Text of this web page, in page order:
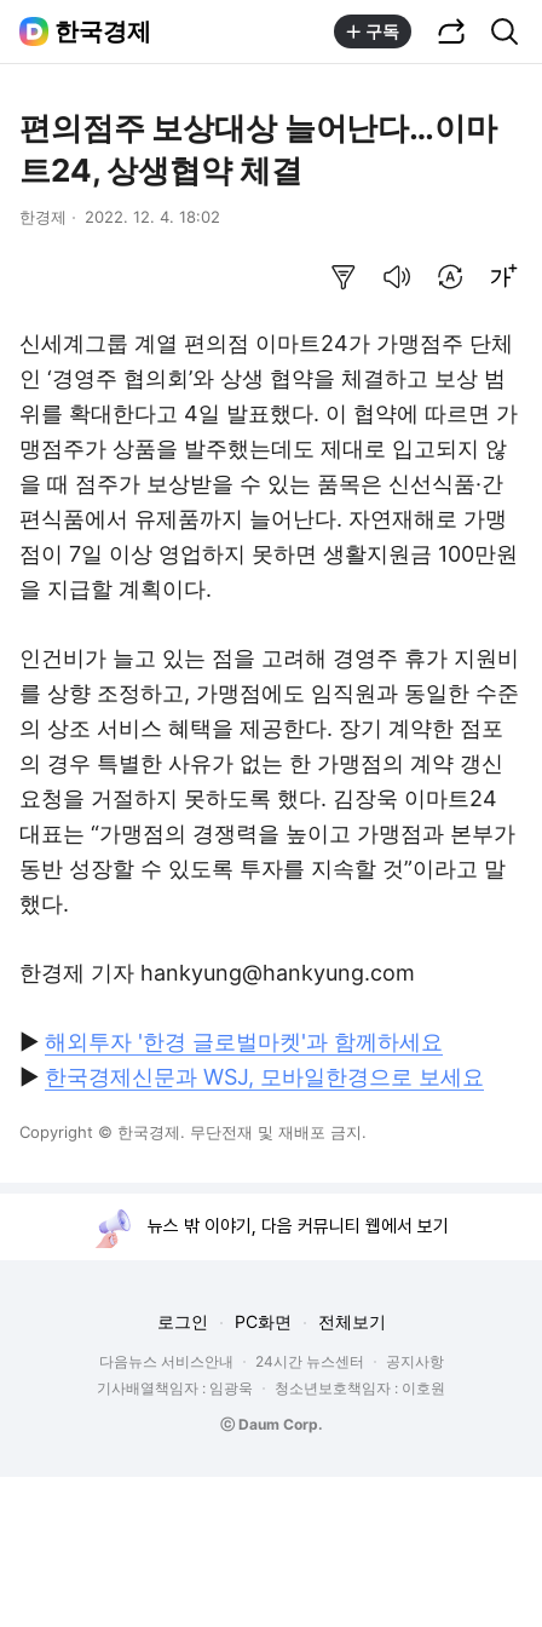
한국경제 구독
편의점주 보상대상 늘어난다…이마
트24, 상생협약 체결
한경제 2022. 12. 4. 18:02
신세계그룹 계열 편의점 이마트24가 가맹점주 단체
인 ‘경영주 협의회’와 상생 협약을 체결하고 보상 범
위를 확대한다고 4일 발표했다. 이 협약에 따르면 가
맹점주가 상품을 발주했는데도 제대로 입고되지 않
을 때 점주가 보상받을 수 있는 품목은 신선식품·간
편식품에서 유제품까지 늘어난다. 자연재해로 가맹
점이 7일 이상 영업하지 못하면 생활지원금 100만원
을 지급할 계획이다.
인건비가 늘고 있는 점을 고려해 경영주 휴가 지원비
를 상향 조정하고, 가맹점에도 임직원과 동일한 수준
의 상조 서비스 혜택을 제공한다. 장기 계약한 점포
의 경우 특별한 사유가 없는 한 가맹점의 계약 갱신
요청을 거절하지 못하도록 했다. 김장욱 이마트24
대표는 “가맹점의 경쟁력을 높이고 가맹점과 본부가
동반 성장할 수 있도록 투자를 지속할 것”이라고 말
했다.
한경제 기자 hankyung@hankyung.com
▶ 해외투자 '한경 글로벌마켓'과 함께하세요
▶ 한국경제신문과 WSJ, 모바일한경으로 보세요
Copyright © 한국경제. 무단전재 및 재배포 금지.
뉴스 밖 이야기, 다음 커뮤니티 웹에서 보기
로그인 PC화면 전체보기
다음뉴스 서비스안내 24시간 뉴스센터
공지사항
기사배열책임자 : 임광욱
청소년보호책임자 : 이호원
ⓒ Daum Corp.